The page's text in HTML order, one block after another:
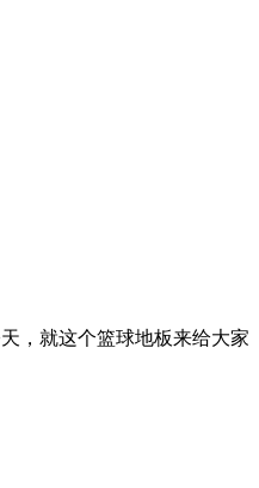
，就这个篮球地板来给大家